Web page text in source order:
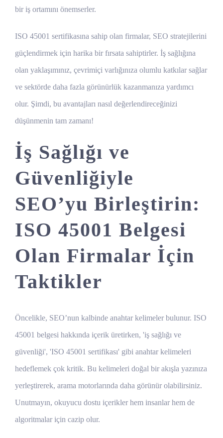
bir iş ortamını önemserler.
ISO 45001 sertifikasına sahip olan firmalar, SEO stratejilerini
güçlendirmek için harika bir fırsata sahiptirler. İş sağlığına
olan yaklaşımınız, çevrimiçi varlığınıza olumlu katkılar sağlar
ve sektörde daha fazla görünürlük kazanmanıza yardımcı
olur. Şimdi, bu avantajları nasıl değerlendireceğinizi
düşünmenin tam zamanı!
İş Sağlığı ve
Güvenliğiyle
SEO’yu Birleştirin:
ISO 45001 Belgesi
Olan Firmalar İçin
Taktikler
Öncelikle, SEO’nun kalbinde anahtar kelimeler bulunur. ISO
45001 belgesi hakkında içerik üretirken, 'iş sağlığı ve
güvenliği', 'ISO 45001 sertifikası' gibi anahtar kelimeleri
hedeflemek çok kritik. Bu kelimeleri doğal bir akışla yazınıza
yerleştirerek, arama motorlarında daha görünür olabilirsiniz.
Unutmayın, okuyucu dostu içerikler hem insanlar hem de
algoritmalar için cazip olur.